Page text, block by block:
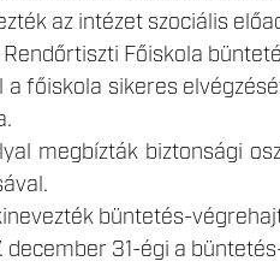
az intézet szociális
Főiskola
főiskola sikeres
megbízták biztonsági
büntetés-
31-égi a